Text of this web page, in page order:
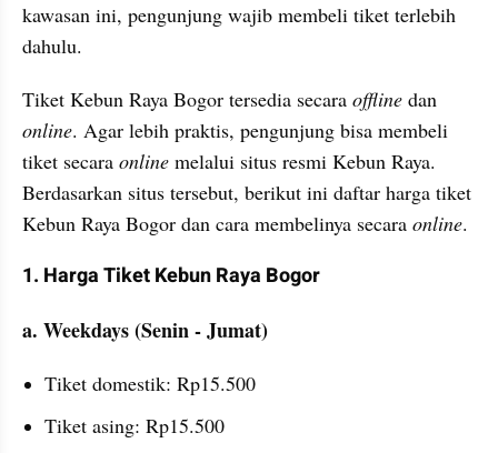
kawasan ini, pengunjung wajib membeli tiket terlebih
dahulu.
Tiket Kebun Raya Bogor tersedia secara offline
online. Agar lebih praktis, pengunjung bisa membeli
tiket secara online melalui situs resmi Kebun Raya.
Berdasarkan situs tersebut, berikut ini daftar harga tiket
Kebun Raya Bogor dan cara membelinya secara online.
1. Harga Tiket Kebun Raya Bogor
a. Weekdays (Senin - Jumat)
Tiket domestik: Rp15.500
Tiket asing: Rp15.500